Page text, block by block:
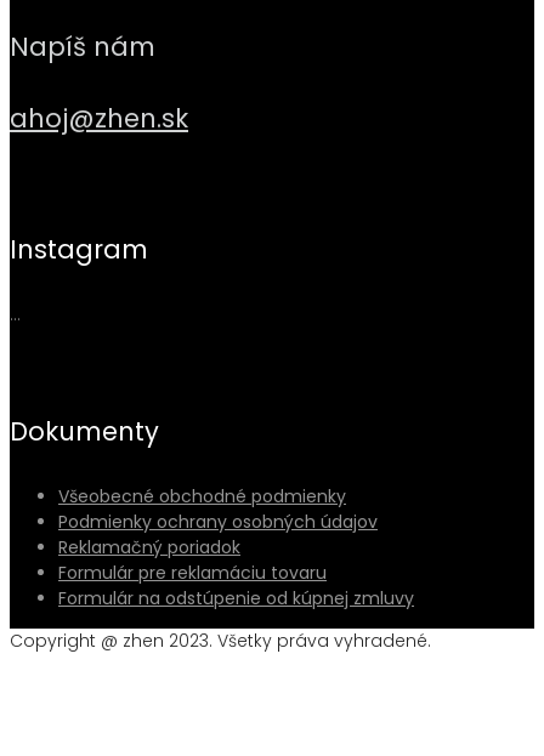
Napíš nám
ahoj@zhen.sk
Instagram
…
Dokumenty
Všeobecné obchodné podmienky
Podmienky ochrany osobných údajov
Reklamačný poriadok
Formulár pre reklamáciu tovaru
Formulár na odstúpenie od kúpnej zmluvy
Copyright @ zhen 2023. Všetky práva vyhradené.